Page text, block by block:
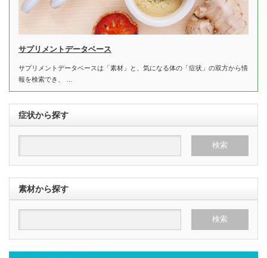
サプリメントデータベース
サプリメントデータベースは「素材」と、気になる体の「症状」の双方から情
報を検索でき、 …
症状から探す
素材から探す